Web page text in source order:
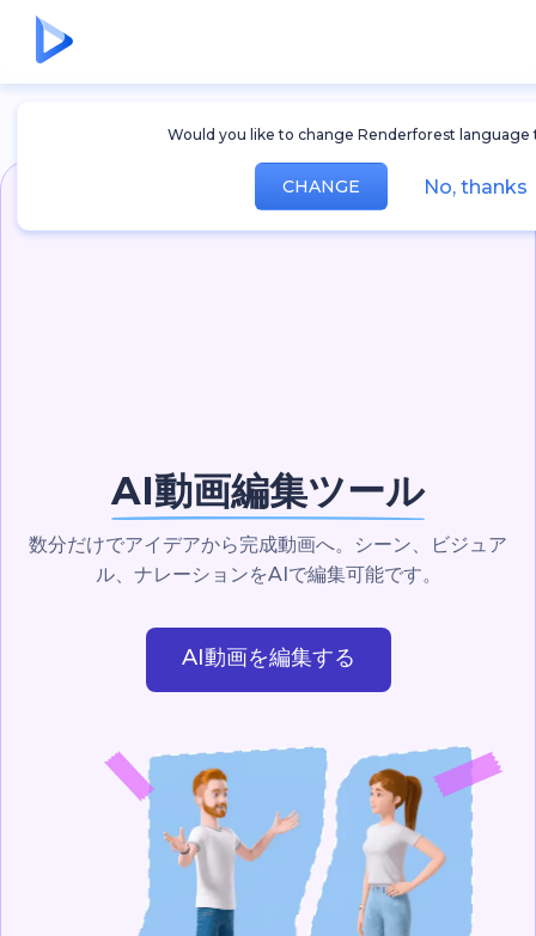
Would you like to change Renderforest language
CHANGE No, thanks
AI動画編集ツール
数分だけでアイデアから完成動画へ。シーン、ビジュア
ル、ナレーションをAIで編集可能です。
AI動画を編集する